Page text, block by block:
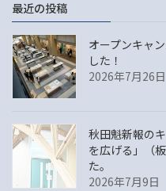
最近の投稿
オープンキャ
した！
2026年7月26日
秋田魁新報の
を広げる」（
た。
2026年7月9日